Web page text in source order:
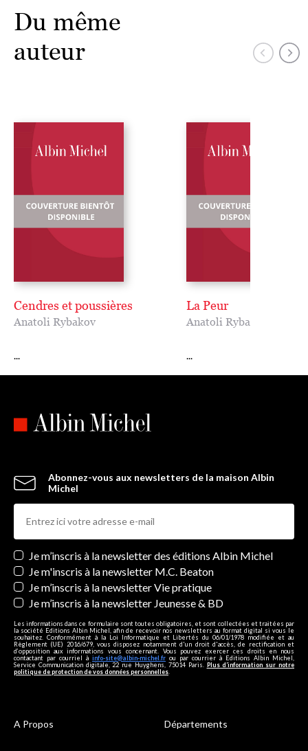
Du même
auteur
Cendres et poussières
Anatoli Rybakov
...
La Peur
Anatoli Rybakov
...
Abonnez-vous aux newsletters de la maison Albin
Michel
Newsletters
Je m’inscris à la newsletter des éditions Albin Michel
Je m'inscris à la newsletter M.C. Beaton
Je m’inscris à la newsletter Vie pratique
Je m’inscris à la newsletter Jeunesse & BD
Les informations dans ce formulaire sont toutes obligatoires, et sont collectées et traitées par
la société Editions Albin Michel, afin de recevoir nos newsletters au format digital si vous le
souhaitez. Conformément à la Loi Informatique et Libertés du 06/01/1978 modifiée et au
Règlement (UE) 2016/679, vous disposez notamment d'un droit d'accès, de rectification et
d’opposition aux informations vous concernant. Vous pouvez exercer ces droits en nous
contactant par courriel à info-site@albin-michel.fr ou par courrier à Editions Albin Michel,
Service Communication digitale, 22 rue Huyghens, 75014 Paris. Plus d’information sur notre
politique de protection de vos données personnelles.
A Propos Départements